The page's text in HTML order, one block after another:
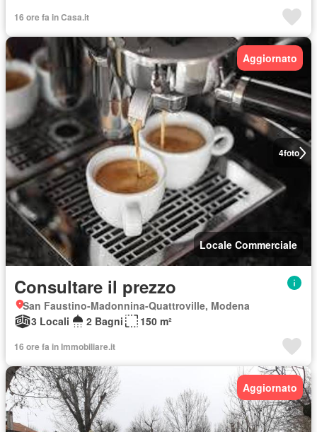
16 ore fa in Casa.it
4foto
Aggiornato
Locale Commerciale
Consultare il prezzo
San Faustino-Madonnina-Quattroville, Modena
3 Locali
2 Bagni 150 m²
16 ore fa in Immobiliare.it
Aggiornato